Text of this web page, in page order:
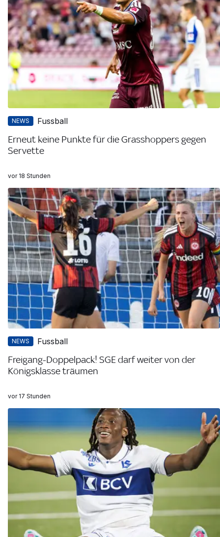
NEWS Fussball
Erneut keine Punkte für die Grasshoppers gegen
Servette
vor 18 Stunden
NEWS Fussball
Freigang-Doppelpack! SGE darf weiter von der
Königsklasse träumen
vor 17 Stunden